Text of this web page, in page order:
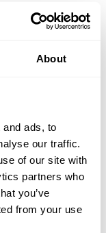
About
ads, to
our traffic.
of our site with
partners who
you’ve
from your use
De persoons
(meest
het gekozen niveau
die zich bij